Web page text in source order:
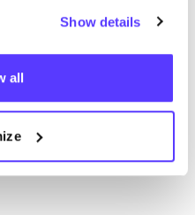
Show details
all
boutique en ligne